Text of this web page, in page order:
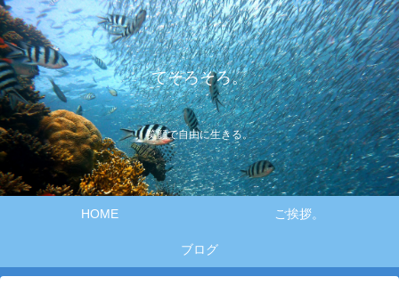
てそろそろ。
笑顔で自由に生きる。
HOME ご挨拶。
ブログ